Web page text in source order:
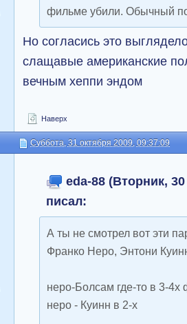
фильме убили. Обычный
Но согласись это
слащавые американские
вечным хеппи эндом
Наверх
Суббота, 31 октября 2009, 09:37:09
eda-88 (Вторник,
писал:
А ты не смотрел вот эти
Франко Неро, Энтони
неро-Болсам где-то в 3-
неро - Куинн в 2-х